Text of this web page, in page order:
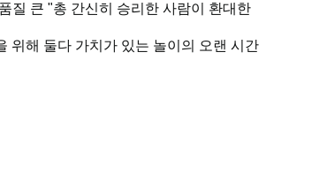
질 큰 "총 간신히 승리한 사람이 환대한
위해 둘다 가치가 있는 놀이의 오랜 시간